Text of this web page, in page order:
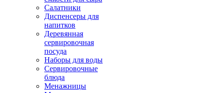
Салатники
Диспенсеры для
напитков
Деревянная
сервировочная
посуда
Наборы для воды
Сервировочные
блюда
Менажницы